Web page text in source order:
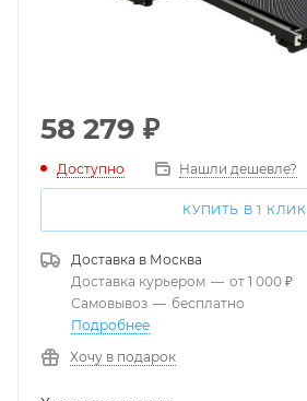
58 279 ₽
Доступно Нашли дешевле?
КУПИТЬ В 1 КЛИК
Доставка в Москва
Доставка курьером — от 1 000 ₽
Самовывоз — бесплатно
Подробнее
Хочу в подарок